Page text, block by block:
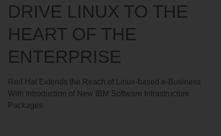
DRIVE LINUX TO THE
HEART OF THE
ENTERPRISE
Red Hat Extends the Reach of Linux-based e-Business
With Introduction of New IBM Software Infrastructure
Packages